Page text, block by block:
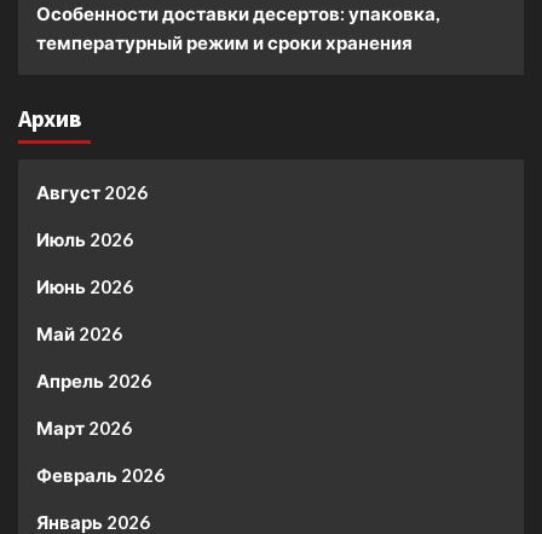
Особенности доставки десертов: упаковка,
температурный режим и сроки хранения
Архив
Август 2026
Июль 2026
Июнь 2026
Май 2026
Апрель 2026
Март 2026
Февраль 2026
Январь 2026